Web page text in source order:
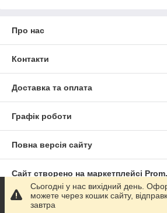
Про нас
Контакти
Доставка та оплата
Графік роботи
Повна версія сайту
Сайт створено на маркетплейсі
Політика конфіденційності
Сьогодні у нас вихідний день.
можете через кошик сайту,
завтра